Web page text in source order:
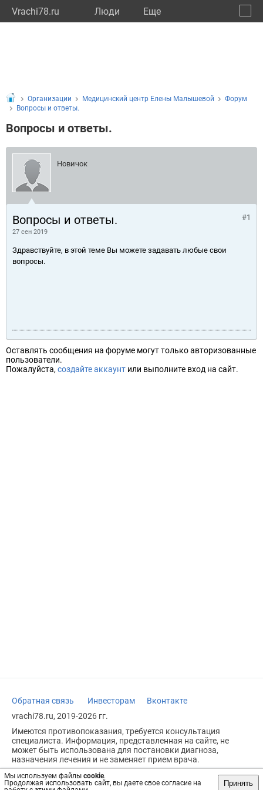
Vrachi78.ru Люди Eще
Мы используем файлы cookie.
Продолжая использовать сайт, вы даете свое согласие на
Принять
Организации Медицинский центр Елены Малышевой
Форум
Вопросы и ответы.
Вопросы и ответы.
Новичок
Вопросы и ответы.
27 сен 2019
#1
Здравствуйте, в этой теме Вы можете задавать любые свои
вопросы.
Оставлять сообщения на форуме могут только авторизованные
пользователи.
Пожалуйста, создайте аккаунт или выполните вход на сайт.
Обратная связь Инвесторам
Вконтакте
vrachi78.ru, 2019-2026 гг.
Имеются противопоказания, требуется консультация
специалиста. Информация, представленная на сайте, не
может быть использована для постановки диагноза,
назначения лечения и не заменяет прием врача.
Возрастное ограничение: 18+